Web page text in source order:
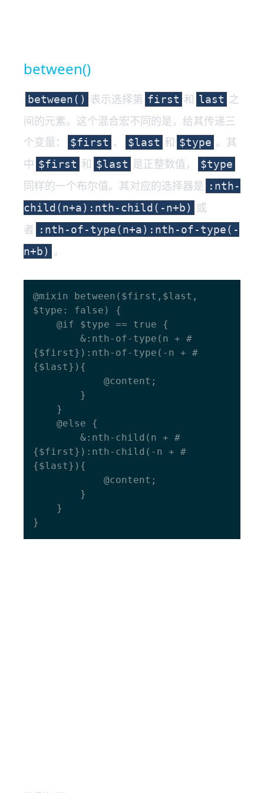
between()
between() 表示选择第 first 和 last 之
间的元素。这个混合宏不同的是，给其传递三
个变量：
$first 、 $last 和 $type 。其
中 $first 和 $last 是正整数值， $type
同样的一个布尔值。其对应的选择器是 :nth-
child(n+a):nth-child(-n+b) 或
者 :nth-of-type(n+a):nth-of-type(-
n+b) 。
@mixin between($first,$last,
$type: false) {
{$first}):nth-of-type(-n + #
{$last}){
{$first}):nth-child(-n + #
{$last}){